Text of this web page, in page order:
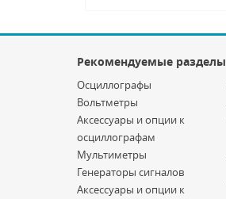
Рекомендуемые разделы
Осциллографы
Вольтметры
Аксессуары и опции к
осциллографам
Мультиметры
Генераторы сигналов
Аксессуары и опции к